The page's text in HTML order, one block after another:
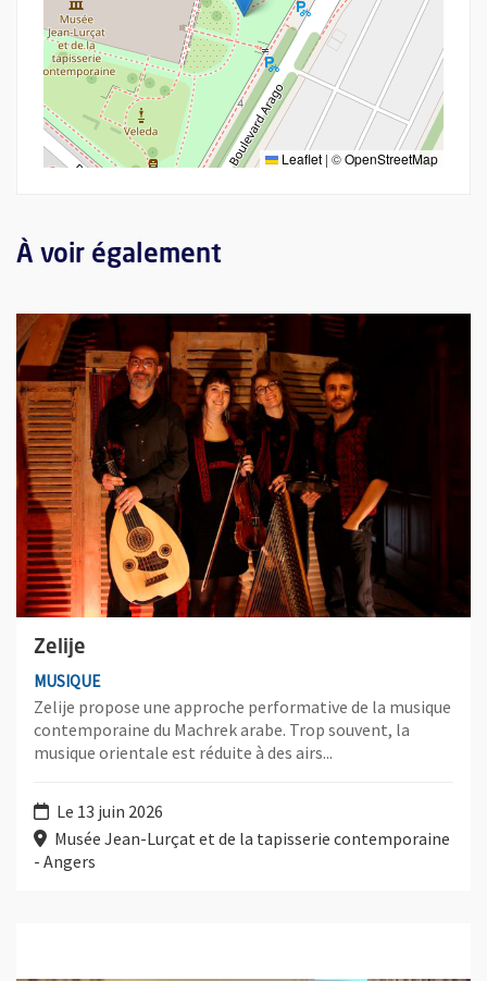
Leaflet | ©OpenStreetMap
À voir également
Zelije
MUSIQUE
Zelije propose une approche performative de la musique
contemporaine du Machrek arabe. Trop souvent, la
musique orientale est réduite à des airs...
Le 13 juin 2026
Musée Jean-Lurçat et de la tapisserie contemporaine
- Angers
Plus d'information sur l'évènement : Zelije